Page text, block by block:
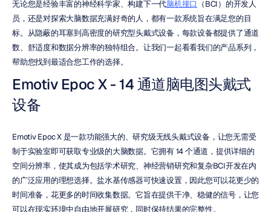
无论您是经验丰富的神经科学家、构建下一代脑机接口 （BCI）的开发人
员，还是对探索大脑数据充满好奇的人，都有一款系统旨在满足您的目
标。从隐蔽的耳塞到高密度的研究型头戴式设备，每款设备都提供了通道
数、舒适度和数据分辨率的独特组合。让我们一起看看我们的产品系列，
帮助您找到最适合您工作的选择。
Emotiv Epoc X - 14 通道脑电图头戴式
设备
Emotiv Epoc X 是一款功能强大的、研究级无线头戴式设备，让您无需受
制于实验室即可获取专业级的大脑数据。它拥有 14 个通道，提供详细的
空间分辨率，使其成为包括学术研究、神经营销研究和复杂BCI开发在内
的广泛应用的理想选择。盐水基传感器可快速设置，因此您可以花更少的
时间准备，花更多的时间收集数据。它旨在提供干净、稳健的信号，让您
可以在现实环境中自由地开展研究，同时保持结果的完整性。